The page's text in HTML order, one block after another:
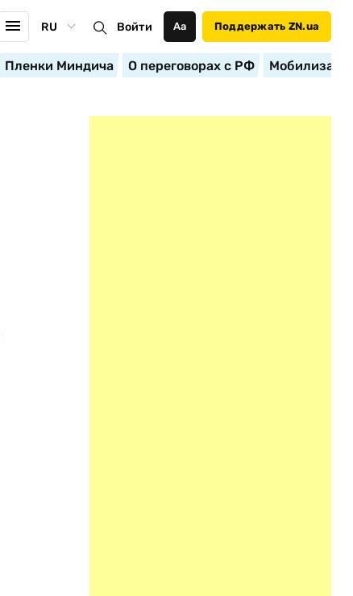
RU Войти Аа Поддержать ZN.ua
Пленки Миндича О переговорах с РФ